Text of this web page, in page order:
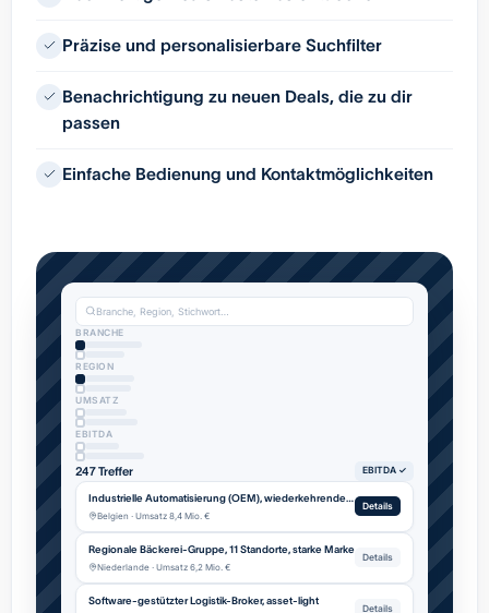
Präzise und personalisierbare Suchfilter
Benachrichtigung zu neuen Deals, die zu dir
passen
Einfache Bedienung und Kontaktmöglichkeiten
Branche, Region, Stichwort…
BRANCHE
REGION
UMSATZ
EBITDA
247 Treffer EBITDA ✓
Industrielle Automatisierung (OEM), wiederkehrender Service
Belgien · Umsatz 8,4 Mio. €
Details
Regionale Bäckerei-Gruppe, 11 Standorte, starke Marke
Niederlande · Umsatz 6,2 Mio. €
Details
Software-gestützter Logistik-Broker, asset-light
Details